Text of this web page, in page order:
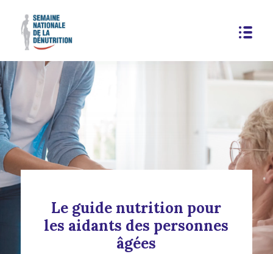
Le guide nutrition pour
les aidants des personnes
âgées